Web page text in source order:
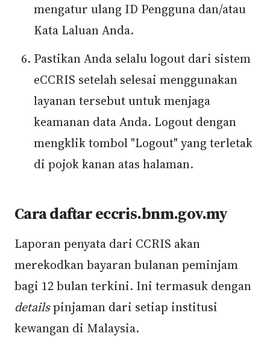
mengatur ulang ID Pengguna dan/atau
Kata Laluan Anda.
Pastikan Anda selalu logout dari sistem
eCCRIS setelah selesai menggunakan
layanan tersebut untuk menjaga
keamanan data Anda. Logout dengan
mengklik tombol "Logout" yang terletak
di pojok kanan atas halaman.
Cara daftar eccris.bnm.gov.my
Laporan penyata dari CCRIS akan
merekodkan bayaran bulanan peminjam
bagi 12 bulan terkini. Ini termasuk dengan
detailspinjaman dari setiap institusi
kewangan di Malaysia.